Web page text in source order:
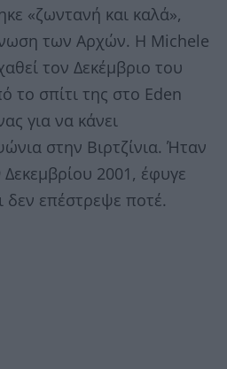
«ζωντανή και καλά»,
των Αρχών. Η Michele
τον Δεκέμβριο του
το σπίτι της στο Eden
για να κάνει
στην Βιρτζίνια. Ήταν
2001, έφυγε
δεν επέστρεψε ποτέ.